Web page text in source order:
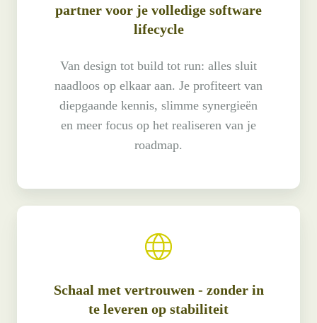
partner voor je volledige software
lifecycle
Van design tot build tot run: alles sluit
naadloos op elkaar aan. Je profiteert van
diepgaande kennis, slimme synergieën
en meer focus op het realiseren van je
roadmap.
Schaal met vertrouwen - zonder in
te leveren op stabiliteit